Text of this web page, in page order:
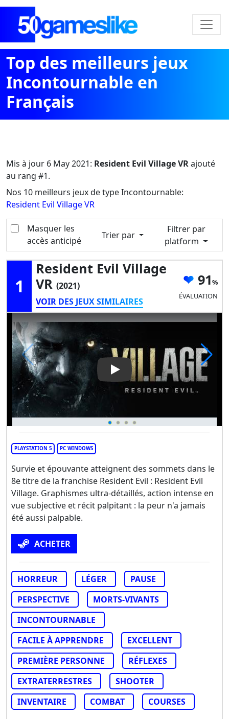
Top des meilleurs jeux
Incontournable en
Français
Mis à jour 6 May 2021: Resident Evil Village VRajouté
au rang #1.
Nos 10 meilleurs jeux de type Incontournable:
Resident Evil Village VR
Masquer les
accès anticipé
Trier par
Filtrer par
platform
1
Resident Evil Village
VR (2021)
VOIR DES JEUX SIMILAIRES
91
ÉVALUATION
Play Video: Resident Evil
PLAYSTATION 5 PC WINDOWS
Survie et épouvante atteignent des sommets dans le
8e titre de la franchise Resident Evil : Resident Evil
Village. Graphismes ultra-détaillés, action intense en
vue subjective et récit palpitant : la peur n'a jamais
été aussi palpable.
ACHETER
HORREUR LÉGER
PAUSE
PERSPECTIVE
MORTS-VIVANTS
INCONTOURNABLE
FACILE À APPRENDRE
EXCELLENT
PREMIÈRE PERSONNE
RÉFLEXES
EXTRATERRESTRES
SHOOTER
INVENTAIRE
COMBAT COURSES